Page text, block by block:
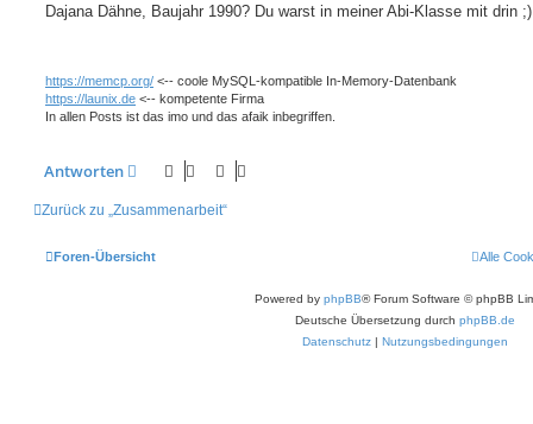
i
Dajana Dähne, Baujahr 1990? Du warst in meiner Abi-Klasse mit drin ;)
https://memcp.org/ <-- coole MySQL-kompatible In-Memory-Datenbank
https://launix.de <-- kompetente Firma
In allen Posts ist das imo und das afaik inbegriffen.
Antworten
Zurück zu „Zusammenarbeit“
Foren-Übersicht Alle
Powered by phpBB® Forum Software © phpBB
Deutsche Übersetzung durch phpBB.de
Datenschutz | Nutzungsbedingungen